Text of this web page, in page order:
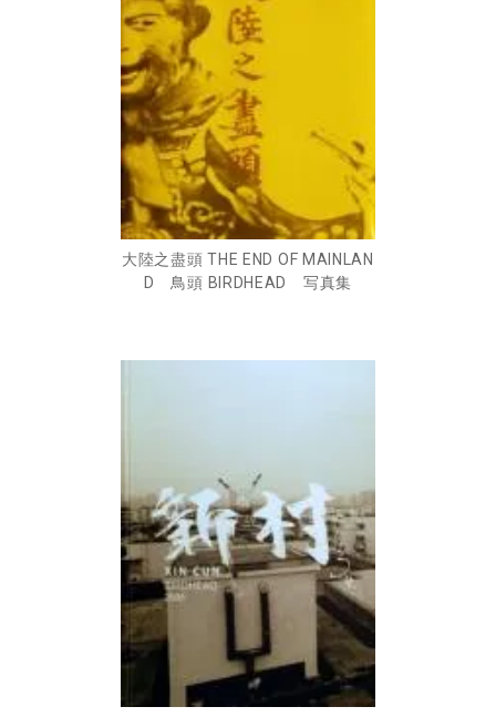
大陸之盡頭 THE END OF MAINLAN
D 鳥頭 BIRDHEAD 写真集